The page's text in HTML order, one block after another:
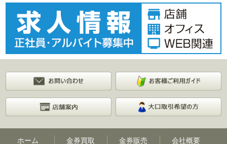
ホーム 金券買取 金券販売 会社概要